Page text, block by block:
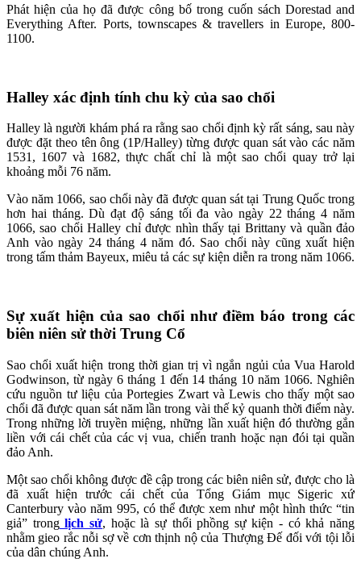
Phát hiện của họ đã được công bố trong cuốn sách Dorestad and
Everything After. Ports, townscapes & travellers in Europe, 800-
1100.
Halley xác định tính chu kỳ của sao chổi
Halley là người khám phá ra rằng sao chổi định kỳ rất sáng, sau này
được đặt theo tên ông (1P/Halley) từng được quan sát vào các năm
1531, 1607 và 1682, thực chất chỉ là một sao chổi quay trở lại
khoảng mỗi 76 năm.
Vào năm 1066, sao chổi này đã được quan sát tại Trung Quốc trong
hơn hai tháng. Dù đạt độ sáng tối đa vào ngày 22 tháng 4 năm
1066, sao chổi Halley chỉ được nhìn thấy tại Brittany và quần đảo
Anh vào ngày 24 tháng 4 năm đó. Sao chổi này cũng xuất hiện
trong tấm thảm Bayeux, miêu tả các sự kiện diễn ra trong năm 1066.
Sự xuất hiện của sao chổi như điềm báo trong các
biên niên sử thời Trung Cổ
Sao chổi xuất hiện trong thời gian trị vì ngắn ngủi của Vua Harold
Godwinson, từ ngày 6 tháng 1 đến 14 tháng 10 năm 1066. Nghiên
cứu nguồn tư liệu của Portegies Zwart và Lewis cho thấy một sao
chổi đã được quan sát năm lần trong vài thế kỷ quanh thời điểm này.
Trong những lời truyền miệng, những lần xuất hiện đó thường gắn
liền với cái chết của các vị vua, chiến tranh hoặc nạn đói tại quần
đảo Anh.
Một sao chổi không được đề cập trong các biên niên sử, được cho là
đã xuất hiện trước cái chết của Tổng Giám mục Sigeric xứ
Canterbury vào năm 995, có thể được xem như một hình thức “tin
giả” tronglịch sử, hoặc là sự thổi phồng sự kiện - có khả năng
nhằm gieo rắc nỗi sợ về cơn thịnh nộ của Thượng Đế đối với tội lỗi
của dân chúng Anh.